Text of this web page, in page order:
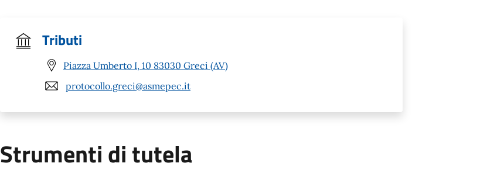
Tributi
Piazza Umberto I, 10 83030 Greci (AV)
protocollo.greci@asmepec.it
Strumenti di tutela